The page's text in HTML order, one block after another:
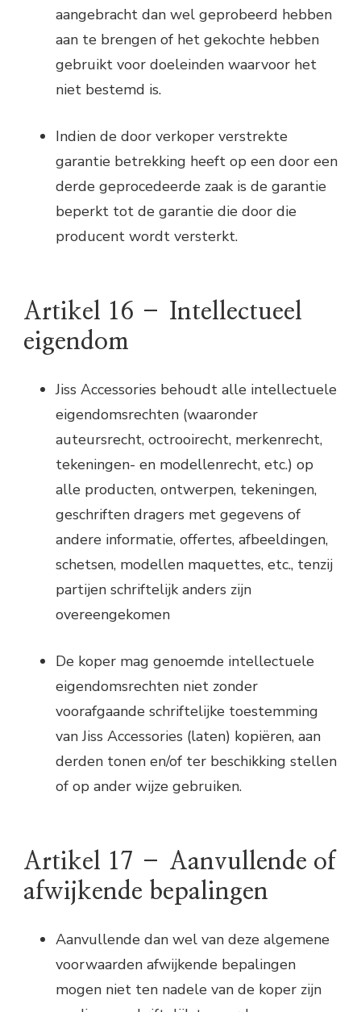
aangebracht dan wel geprobeerd hebben
aan te brengen of het gekochte hebben
gebruikt voor doeleinden waarvoor het
niet bestemd is.
Indien de door verkoper verstrekte
garantie betrekking heeft op een door een
derde geprocedeerde zaak is de garantie
beperkt tot de garantie die door die
producent wordt versterkt.
Artikel 16 – Intellectueel
eigendom
Jiss Accessories behoudt alle intellectuele
eigendomsrechten (waaronder
auteursrecht, octrooirecht, merkenrecht,
tekeningen- en modellenrecht, etc.) op
alle producten, ontwerpen, tekeningen,
geschriften dragers met gegevens of
andere informatie, offertes, afbeeldingen,
schetsen, modellen maquettes, etc., tenzij
partijen schriftelijk anders zijn
overeengekomen
De koper mag genoemde intellectuele
eigendomsrechten niet zonder
voorafgaande schriftelijke toestemming
van Jiss Accessories (laten) kopiëren, aan
derden tonen en/of ter beschikking stellen
of op ander wijze gebruiken.
Artikel 17 – Aanvullende of
afwijkende bepalingen
Aanvullende dan wel van deze algemene
voorwaarden afwijkende bepalingen
mogen niet ten nadele van de koper zijn